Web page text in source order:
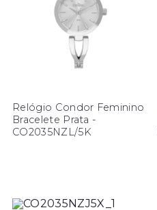
Relógio Condor Feminino
Bracelete Prata -
CO2035NZL/5K